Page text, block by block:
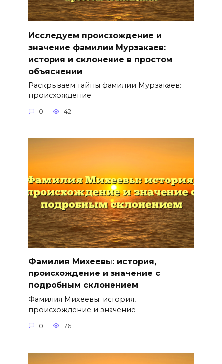
Исследуем происхождение и
значение фамилии Мурзакаев:
история и склонение в простом
объяснении
Раскрываем тайны фамилии Мурзакаев:
происхождение
0 42
Фамилия Михеевы: история,
происхождение и значение с
подробным склонением
Фамилия Михеевы: история,
происхождение и значение
0 76